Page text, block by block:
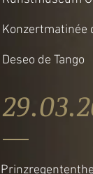
Konzertmatinée
Deseo de Tango